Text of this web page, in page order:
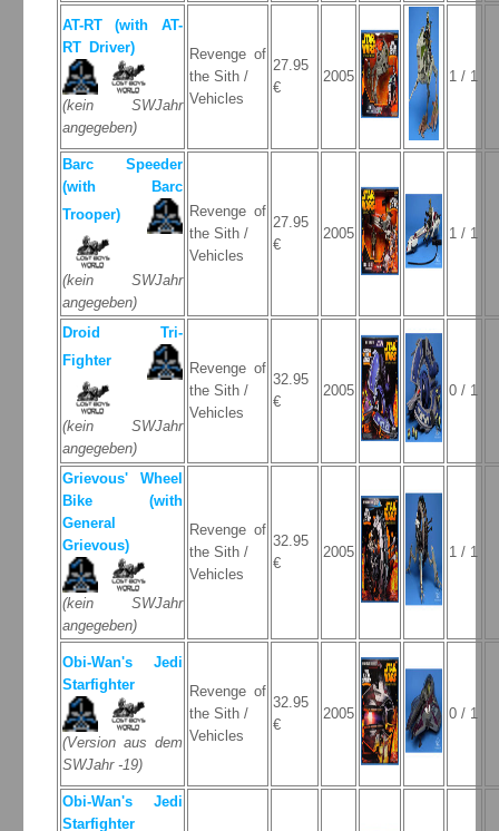
AT-RT (with AT-
RT Driver)
(kein SWJahr
angegeben)
Revenge of
the Sith /
Vehicles
27.95
€
2005 1 / 1
Barc Speeder
(with Barc
Trooper)
(kein SWJahr
angegeben)
Revenge of
the Sith /
Vehicles
27.95
€
2005 1 / 1
Droid Tri-
Fighter
(kein SWJahr
angegeben)
Revenge of
the Sith /
Vehicles
32.95
€
2005 0 / 1
Grievous' Wheel
Bike (with
General
Grievous)
(kein SWJahr
angegeben)
Revenge of
the Sith /
Vehicles
32.95
€
2005 1 / 1
Obi-Wan's Jedi
Starfighter
(Version aus dem
SWJahr -19)
Revenge of
the Sith /
Vehicles
32.95
€
2005 0 / 1
Obi-Wan's Jedi
Starfighter